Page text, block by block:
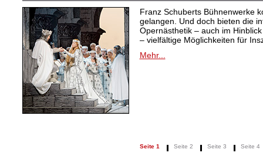
Franz Schuberts Bühnenwerke
gelangen. Und doch bieten die
Opernästhetik – auch im
– vielfältige Möglichkeiten für
Mehr...
Seite 1 Seite 2 Seite 3 Seite 4